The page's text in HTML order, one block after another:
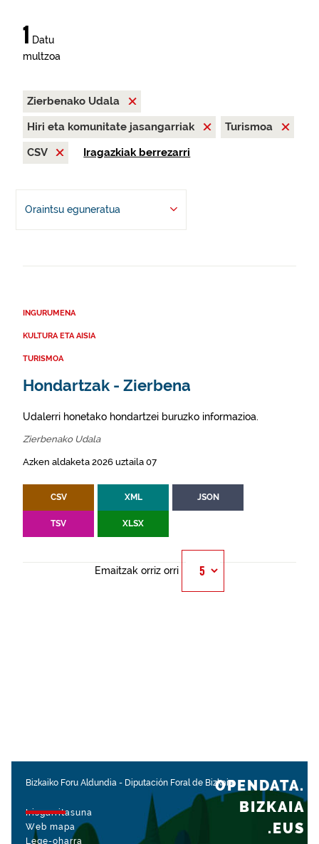
1 Datu
multzoa
Zierbenako Udala
Hiri eta komunitate jasangarriak
Turismoa
CSV
Iragazkiak berrezarri
Oraintsu eguneratua
INGURUMENA
KULTURA ETA AISIA
TURISMOA
Hondartzak - Zierbena
Udalerri honetako hondartzei buruzko informazioa.
Zierbenako Udala
Azken aldaketa 2026 uztaila 07
CSV XML JSON
TSV XLSX
Emaitzak orriz orri
Bizkaiko Foru Aldundia - Diputación Foral de Bizkaia
Irisgarritasuna
Web mapa
Lege-oharra
OPENDATA.
BIZKAIA
.EUS